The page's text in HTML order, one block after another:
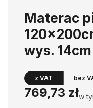
Materac
wys. 14cm
z VAT bez
Cena
769,73 złw
w